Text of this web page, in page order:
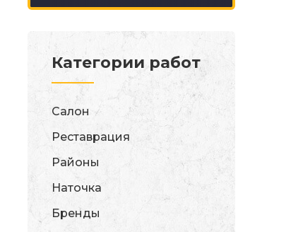
Категории работ
Салон
Реставрация
Районы
Наточка
Бренды